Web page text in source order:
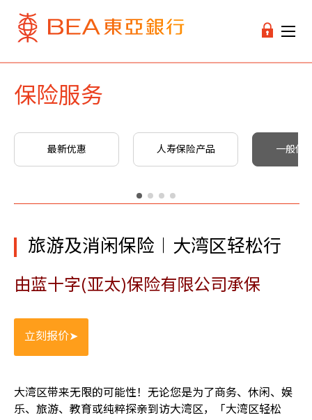
保险服务
最新优惠 人寿保险产品 一般保
旅游及消闲保险︱大湾区轻松行
由蓝十字(亚太)保险有限公司承保
大湾区带来无限的可能性！无论您是为了商务、休闲、娱
乐、旅游、教育或纯粹探亲到访大湾区，「大湾区轻松